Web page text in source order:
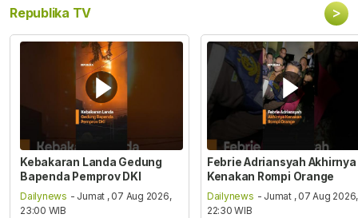
Republika TV >
Kebakaran Landa Gedung
Bapenda Pemprov DKI
Dailynews - Jumat , 07 Aug 2026,
23:00 WIB
Febrie Adriansyah Akhirnya
Kenakan Rompi Orange
Dailynews - Jumat , 07 Aug 2026,
22:30 WIB